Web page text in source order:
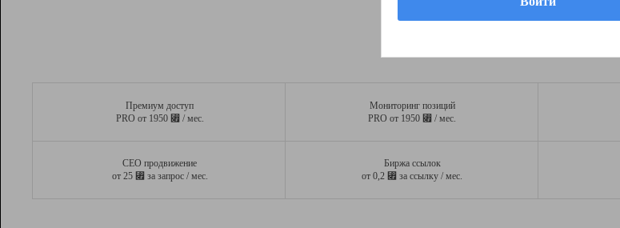
Премиум доступ
PRO от 1950 ⃏ / мес.
Мониторинг позиций
PRO от 1950 ⃏ / мес.
СЕО продвижение
от 25 ⃏ за запрос / мес.
Биржа ссылок
от 0,2 ⃏ за ссылку / мес.